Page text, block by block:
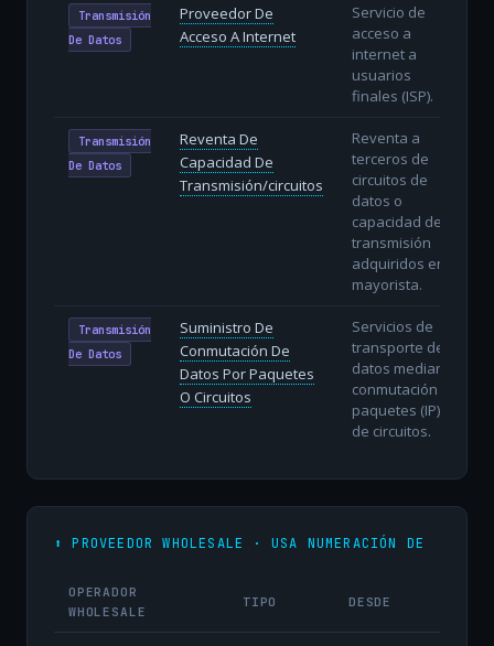
Transmisión
De Datos
Proveedor De
Acceso A Internet
Servicio de
acceso a
internet a
usuarios
finales (ISP).
Transmisión
De Datos
Reventa De
Capacidad De
Transmisión/circuitos
Reventa a
terceros de
circuitos de
datos o
capacidad de
transmisión
adquiridos en
mayorista.
Transmisión
De Datos
Suministro De
Conmutación De
Datos Por Paquetes
O Circuitos
Servicios de
transporte de
datos mediante
conmutación de
paquetes (IP) o
de circuitos.
⬆️ PROVEEDOR WHOLESALE · USA NUMERACIÓN DE
OPERADOR
WHOLESALE
TIPO DESDE